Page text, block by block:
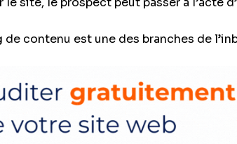
contenu est une des branches de